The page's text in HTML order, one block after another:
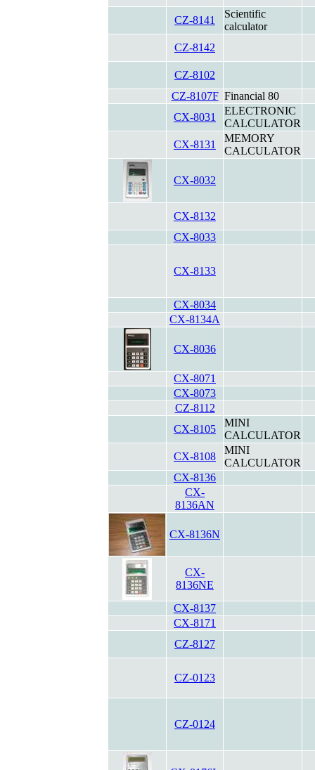
CZ-8141
Scientific
calculator
CZ-8142
CZ-8102
CZ-8107F Financial 80
CX-8031
ELECTRONIC
CALCULATOR
CX-8131
MEMORY
CALCULATOR
CX-8032
CX-8132
CX-8033
CX-8133
CX-8034
CX-8134A
CX-8036
CX-8071
CX-8073
CZ-8112
CX-8105
MINI
CALCULATOR
CX-8108
MINI
CALCULATOR
CX-8136
CX-
8136AN
CX-8136N
CX-
8136NE
CX-8137
CX-8171
CZ-8127
CZ-0123
CZ-0124